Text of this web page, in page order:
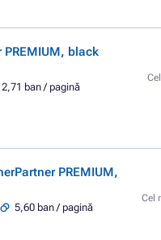
PREMIUM, black
2,71 ban / pagină
PREMIUM,
5,60 ban / pagină
Cel